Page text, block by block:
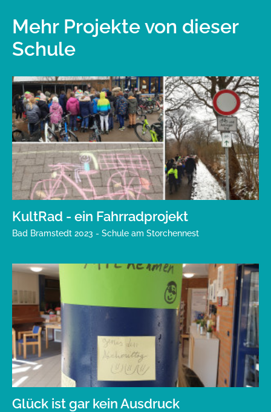
Mehr Projekte von dieser
Schule
KultRad - ein Fahrradprojekt
Bad Bramstedt 2023 - Schule am Storchennest
Glück ist gar kein Ausdruck